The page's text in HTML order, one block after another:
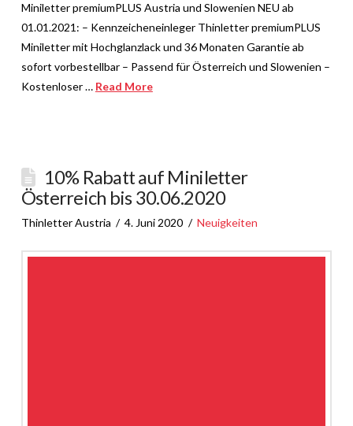
Miniletter premiumPLUS Austria und Slowenien NEU ab
01.01.2021: – Kennzeicheneinleger Thinletter premiumPLUS
Miniletter mit Hochglanzlack und 36 Monaten Garantie ab
sofort vorbestellbar – Passend für Österreich und Slowenien –
Kostenloser … Read More
10% Rabatt auf Miniletter
Österreich bis 30.06.2020
Thinletter Austria 4. Juni 2020 Neuigkeiten